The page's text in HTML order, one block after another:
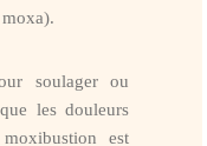
soulager ou
les douleurs
est